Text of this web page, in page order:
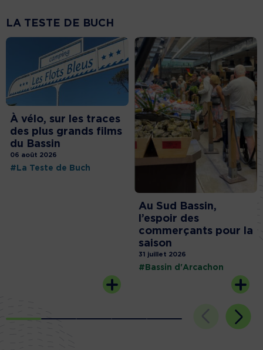
LA TESTE DE BUCH
À vélo, sur les traces
des plus grands films
du Bassin
06 août 2026
#La Teste de Buch
Au Sud Bassin,
l’espoir des
commerçants pour la
saison
31 juillet 2026
#Bassin d'Arcachon